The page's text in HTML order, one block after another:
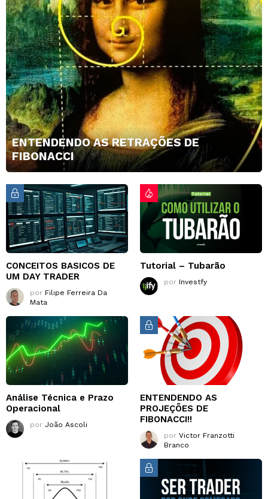
ENTENDENDO AS RETRAÇÕES DE
FIBONACCI
CONCEITOS BASICOS DE
UM DAY TRADER
por Filipe Ferreira Da
Mata
Tutorial – Tubarão
por Investfy
Análise Técnica e Prazo
Operacional
por João Ascoli
ENTENDENDO AS
PROJEÇÕES DE
FIBONACCI!!
por Victor Franzotti
Branco